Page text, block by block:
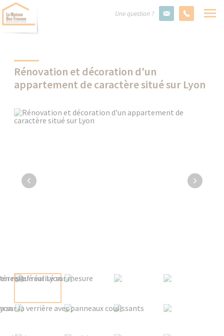
Une question ?
Rénovation et décoration d'un
appartement de caractère situé sur Lyon